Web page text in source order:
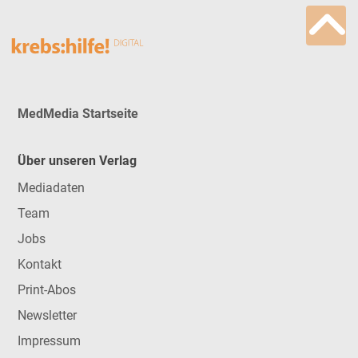
MedMedia Startseite
Über unseren Verlag
Mediadaten
Team
Jobs
Kontakt
Print-Abos
Newsletter
Impressum